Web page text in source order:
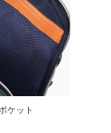
ケット